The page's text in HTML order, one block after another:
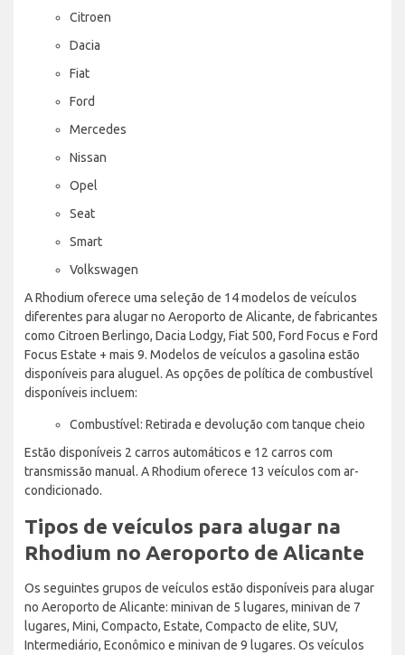
Citroen
Dacia
Fiat
Ford
Mercedes
Nissan
Opel
Seat
Smart
Volkswagen
A Rhodium oferece uma seleção de 14 modelos de veículos
diferentes para alugar no Aeroporto de Alicante, de fabricantes
como Citroen Berlingo, Dacia Lodgy, Fiat 500, Ford Focus e Ford
Focus Estate + mais 9. Modelos de veículos a gasolina estão
disponíveis para aluguel. As opções de política de combustível
disponíveis incluem:
Combustível: Retirada e devolução com tanque cheio
Estão disponíveis 2 carros automáticos e 12 carros com
transmissão manual. A Rhodium oferece 13 veículos com ar-
condicionado.
Tipos de veículos para alugar na
Rhodium no Aeroporto de Alicante
Os seguintes grupos de veículos estão disponíveis para alugar
no Aeroporto de Alicante: minivan de 5 lugares, minivan de 7
lugares, Mini, Compacto, Estate, Compacto de elite, SUV,
Intermediário, Econômico e minivan de 9 lugares. Os veículos